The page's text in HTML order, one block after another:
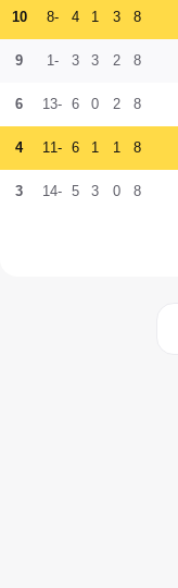
8
3
1
4
-8
10
8
2
3
3
-1
9
8
2
0
6
-13
6
8
1
1
6
-11
4
8
0
3
5
-14
3